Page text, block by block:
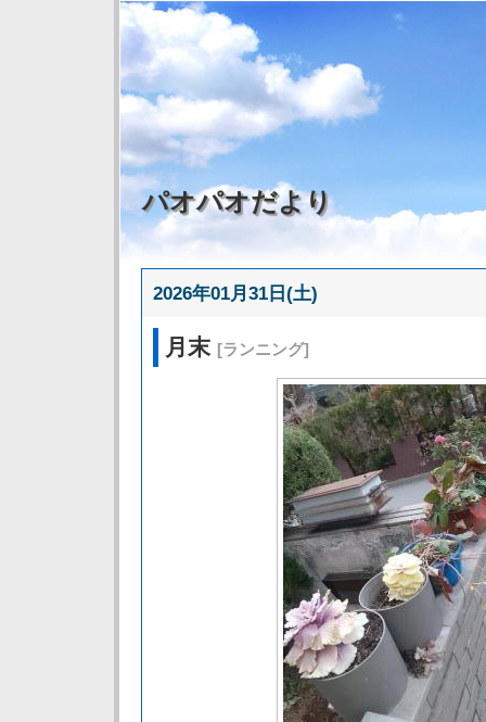
パオパオだより
2026年01月31日(土)
月末 [ランニング]